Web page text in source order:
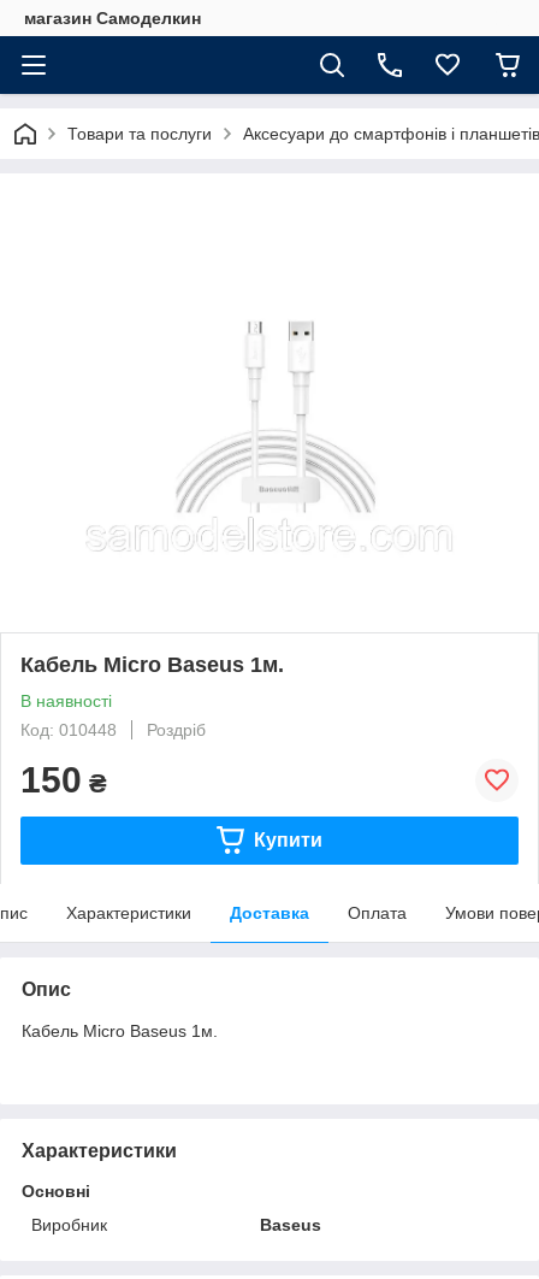
магазин Самоделкин
Товари та послуги Аксесуари до смартфонів і планшетів
Кабель Micro Baseus 1м.
В наявності
Код: 010448
Роздріб
150 ₴
Купити
Характеристики Доставка Оплата Умови
Опис
Кабель Micro Baseus 1м.
Характеристики
Основні
Виробник
Baseus